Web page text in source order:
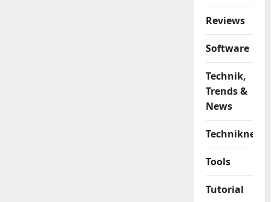
Reviews
Software
Technik,
Trends &
News
Techniknews
Tools
Tutorial